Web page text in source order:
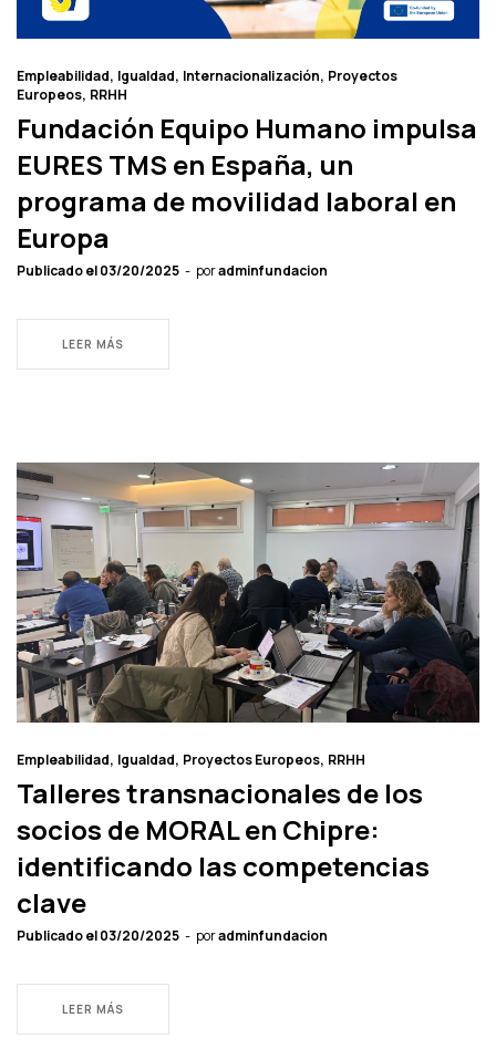
Empleabilidad Igualdad Internacionalización Proyectos
Europeos RRHH
Fundación Equipo Humano impulsa
EURES TMS en España, un
programa de movilidad laboral en
Europa
Publicado el03/20/2025 poradminfundacion
LEER MÁS
Empleabilidad Igualdad Proyectos Europeos RRHH
Talleres transnacionales de los
socios de MORAL en Chipre:
identificando las competencias
clave
Publicado el03/20/2025 poradminfundacion
LEER MÁS